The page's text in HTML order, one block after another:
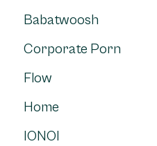
Babatwoosh
Corporate Porn
Flow
Home
IONOI